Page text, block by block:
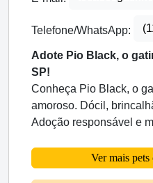
Telefone/WhatsApp:
Adote Pio Black, o
SP!
Conheça Pio Black, o
amoroso. Dócil,
Adoção responsável e
Ver mais